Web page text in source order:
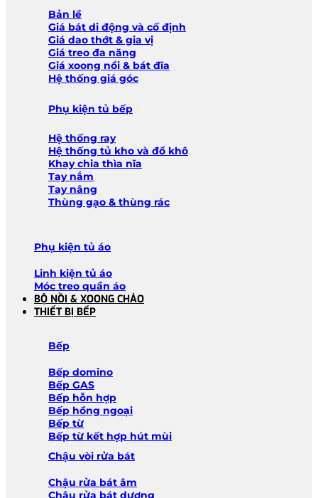
Bản lề
Giá bát di động và cố định
Giá dao thớt & gia vị
Giá treo đa năng
Giá xoong nồi & bát đĩa
Hệ thống giá góc
Phụ kiện tủ bếp
Hệ thống ray
Hệ thống tủ kho và đồ khô
Khay chia thìa nĩa
Tay nắm
Tay nâng
Thùng gạo & thùng rác
Phụ kiện tủ áo
Linh kiện tủ áo
Móc treo quần áo
BỘ NỒI & XOONG CHẢO
THIẾT BỊ BẾP
Bếp
Bếp domino
Bếp GAS
Bếp hỗn hợp
Bếp hồng ngoại
Bếp từ
Bếp từ kết hợp hút mùi
Chậu vòi rửa bát
Chậu rửa bát âm
Chậu rửa bát dương